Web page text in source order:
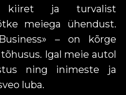
kiiret ja turvalist
meiega ühendust.
– on kõrge
Igal meie autol
ning inimeste ja
luba.